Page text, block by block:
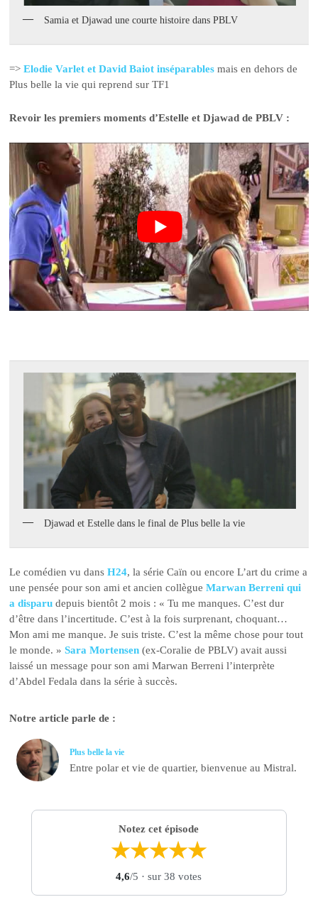
Samia et Djawad une courte histoire dans PBLV
=>Elodie Varlet et David Baiot inséparables mais en dehors de
Plus belle la vie qui reprend sur TF1
Revoir les premiers moments d’Estelle et Djawad de PBLV :
Djawad et Estelle dans le final de Plus belle la vie
Le comédien vu dansH24, la série Caïn ou encore L’art du crime a
une pensée pour son ami et ancien collègueMarwan Berreni qui
a disparu depuis bientôt 2 mois : « Tu me manques. C’est dur
d’être dans l’incertitude. C’est à la fois surprenant, choquant…
Mon ami me manque. Je suis triste. C’est la même chose pour tout
le monde. »Sara Mortensen (ex-Coralie de PBLV) avait aussi
laissé un message pour son ami Marwan Berreni l’interprète
d’Abdel Fedala dans la série à succès.
Notre article parle de :
Plus belle la vie
Entre polar et vie de quartier, bienvenue au Mistral.
Notez cet épisode
★★★★★
4,6/5 · sur 38 votes